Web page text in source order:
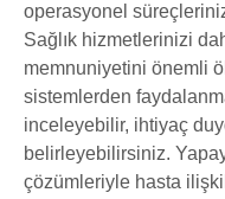
operasyonel
Sağlık hizmetlerinizi
memnuniyetini önemli
sistemlerden
inceleyebilir, ihtiyaç
belirleyebilirsiniz.
çözümleriyle hasta